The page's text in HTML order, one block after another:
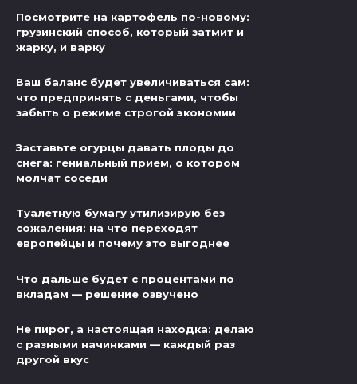
Посмотрите на картофель по-новому:
грузинский способ, который затмит и
жарку, и варку
Ваш баланс будет увеличиваться сам:
что предпринять с деньгами, чтобы
забыть о режиме строгой экономии
Заставьте огурцы давать плоды до
снега: гениальный прием, о котором
молчат соседи
Туалетную бумагу утилизирую без
сожаления: на что переходят
европейцы и почему это выгоднее
Что дальше будет с процентами по
вкладам — решение озвучено
Не пирог, а настоящая находка: делаю
с разными начинками — каждый раз
другой вкус